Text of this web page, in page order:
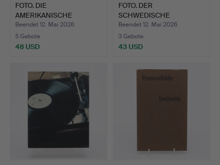
FOTO. DIE
AMERIKANISCHE
FOTOGRAFIN ANNIE L…
Beendet 12. Mai 2026
5 Gebote
48 USD
FOTO. DER
SCHWEDISCHE
FOTOGRAF ALBERT WIKI…
Beendet 12. Mai 2026
3 Gebote
43 USD